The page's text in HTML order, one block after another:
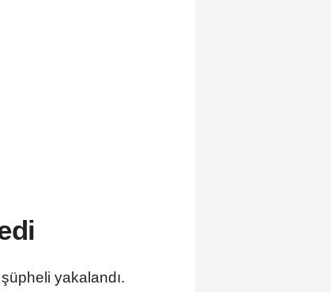
yakalandı.